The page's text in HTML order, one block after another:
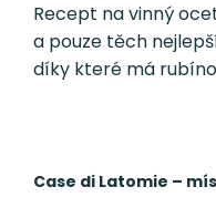
Recept na vinný
a pouze těch
díky které má
Case di Latomie –